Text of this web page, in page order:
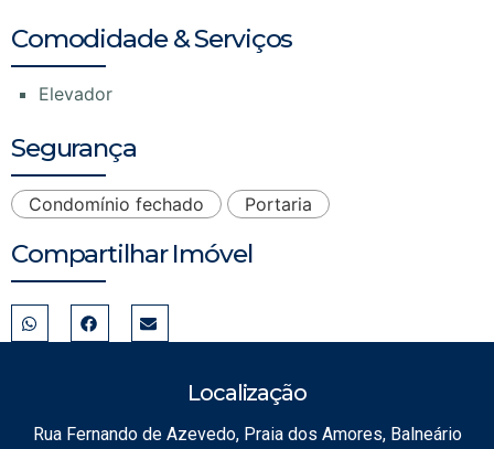
Comodidade & Serviços
Elevador
Segurança
Condomínio fechado Portaria
Compartilhar Imóvel
Localização
Rua Fernando de Azevedo, Praia dos Amores, Balneário